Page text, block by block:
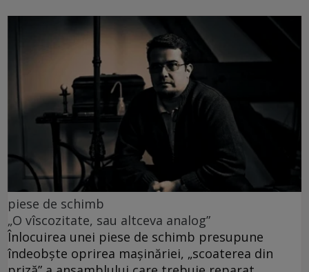
piese de schimb
„O vîscozitate, sau altceva analog”
Înlocuirea unei piese de schimb presupune
îndeobște oprirea mașinăriei, „scoaterea din